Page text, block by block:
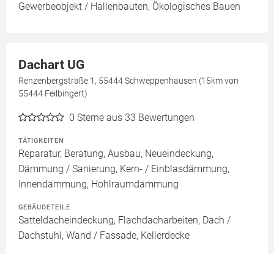
Gewerbeobjekt / Hallenbauten, Ökologisches Bauen
Dachart UG
Renzenbergstraße 1, 55444 Schweppenhausen (15km von
55444 Feilbingert)
0 Sterne aus 33 Bewertungen
TÄTIGKEITEN
Reparatur, Beratung, Ausbau, Neueindeckung,
Dämmung / Sanierung, Kern- / Einblasdämmung,
Innendämmung, Hohlraumdämmung
GEBÄUDETEILE
Satteldacheindeckung, Flachdacharbeiten, Dach /
Dachstuhl, Wand / Fassade, Kellerdecke